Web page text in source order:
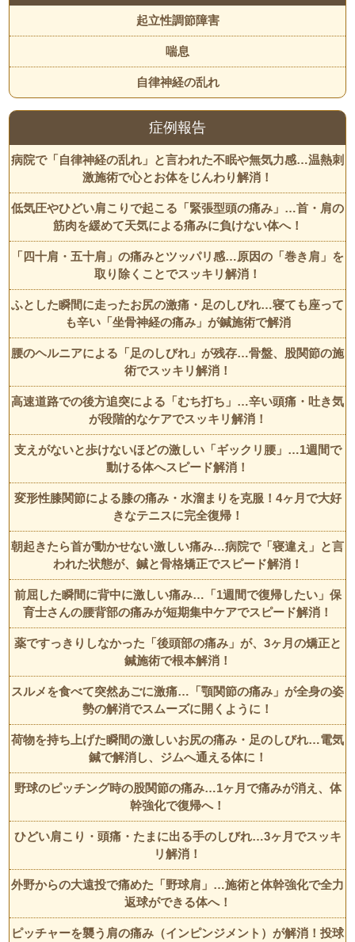
起立性調節障害
喘息
自律神経の乱れ
症例報告
病院で「自律神経の乱れ」と言われた不眠や無気力感…温熱刺
激施術で心とお体をじんわり解消！
低気圧やひどい肩こりで起こる「緊張型頭の痛み」…首・肩の
筋肉を緩めて天気による痛みに負けない体へ！
「四十肩・五十肩」の痛みとツッパリ感…原因の「巻き肩」を
取り除くことでスッキリ解消！
ふとした瞬間に走ったお尻の激痛・足のしびれ…寝ても座って
も辛い「坐骨神経の痛み」が鍼施術で解消
腰のヘルニアによる「足のしびれ」が残存…骨盤、股関節の施
術でスッキリ解消！
高速道路での後方追突による「むち打ち」…辛い頭痛・吐き気
が段階的なケアでスッキリ解消！
支えがないと歩けないほどの激しい「ギックリ腰」…1週間で
動ける体へスピード解消！
変形性膝関節による膝の痛み・水溜まりを克服！4ヶ月で大好
きなテニスに完全復帰！
朝起きたら首が動かせない激しい痛み…病院で「寝違え」と言
われた状態が、鍼と骨格矯正でスピード解消！
前屈した瞬間に背中に激しい痛み…「1週間で復帰したい」保
育士さんの腰背部の痛みが短期集中ケアでスピード解消！
薬ですっきりしなかった「後頭部の痛み」が、3ヶ月の矯正と
鍼施術で根本解消！
スルメを食べて突然あごに激痛…「顎関節の痛み」が全身の姿
勢の解消でスムーズに開くように！
荷物を持ち上げた瞬間の激しいお尻の痛み・足のしびれ…電気
鍼で解消し、ジムへ通える体に！
野球のピッチング時の股関節の痛み…1ヶ月で痛みが消え、体
幹強化で復帰へ！
ひどい肩こり・頭痛・たまに出る手のしびれ…3ヶ月でスッキ
リ解消！
外野からの大遠投で痛めた「野球肩」…施術と体幹強化で全力
返球ができる体へ！
ピッチャーを襲う肩の痛み（インピンジメント）が解消！投球